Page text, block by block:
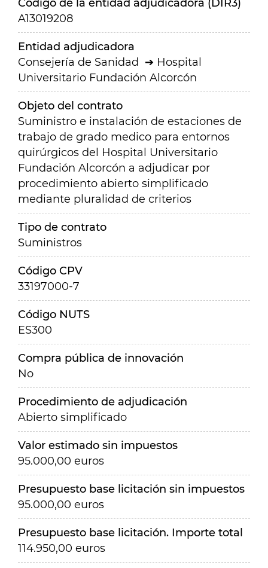
Código de la entidad adjudicadora (DIR3)
A13019208
Entidad adjudicadora
Consejería de Sanidad
Hospital
Universitario Fundación Alcorcón
Objeto del contrato
Suministro e instalación de estaciones de
trabajo de grado medico para entornos
quirúrgicos del Hospital Universitario
Fundación Alcorcón a adjudicar por
procedimiento abierto simplificado
mediante pluralidad de criterios
Tipo de contrato
Suministros
Código CPV
33197000-7
Código NUTS
ES300
Compra pública de innovación
No
Procedimiento de adjudicación
Abierto simplificado
Valor estimado sin impuestos
95.000,00 euros
Presupuesto base licitación sin impuestos
95.000,00 euros
Presupuesto base licitación. Importe total
114.950,00 euros